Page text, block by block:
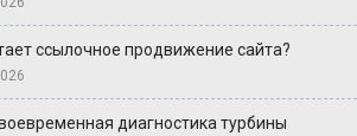
ссылочное продвижение сайта?
диагностика турбины